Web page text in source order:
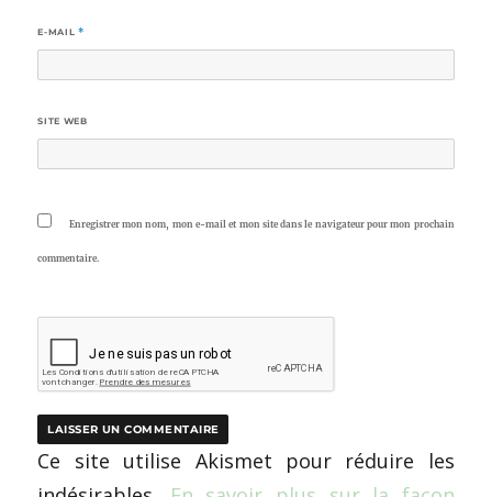
E-MAIL *
SITE WEB
Enregistrer mon nom, mon e-mail et mon site dans le navigateur pour mon prochain
commentaire.
Ce site utilise Akismet pour réduire les